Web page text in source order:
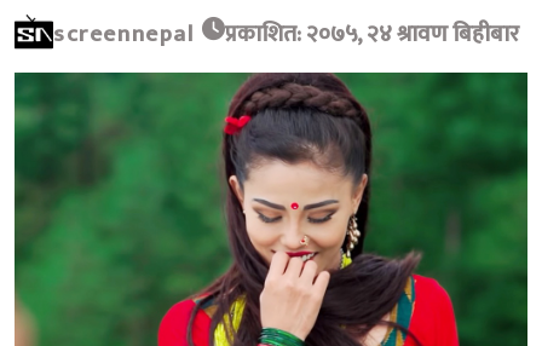
screennepal प्रकाशित: २०७५, २४ श्रावण बिहीबार